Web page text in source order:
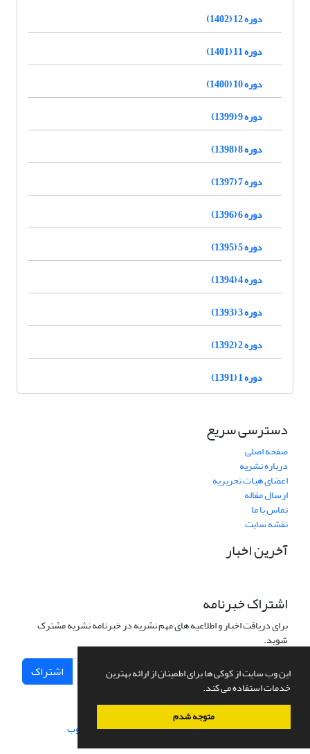
این وب سایت از کوکی ها برای اطمینان از ارائه بهترین
خدمات استفاده می کند.
متوجه شدم
دوره 12 (1402)
دوره 11 (1401)
دوره 10 (1400)
دوره 9 (1399)
دوره 8 (1398)
دوره 7 (1397)
دوره 6 (1396)
دوره 5 (1395)
دوره 4 (1394)
دوره 3 (1393)
دوره 2 (1392)
دوره 1 (1391)
دسترسی سریع
صفحه اصلی
درباره نشریه
اعضای هیات تحریریه
ارسال مقاله
تماس با ما
نقشه سایت
آخرین اخبار
اشتراک خبرنامه
برای دریافت اخبار و اطلاعیه های مهم نشریه در خبرنامه نشریه مشترک
شوید.
اشتراک
سامانه مدیریت نشریات علمی.طراحی و پیاده سازی از سیناوب